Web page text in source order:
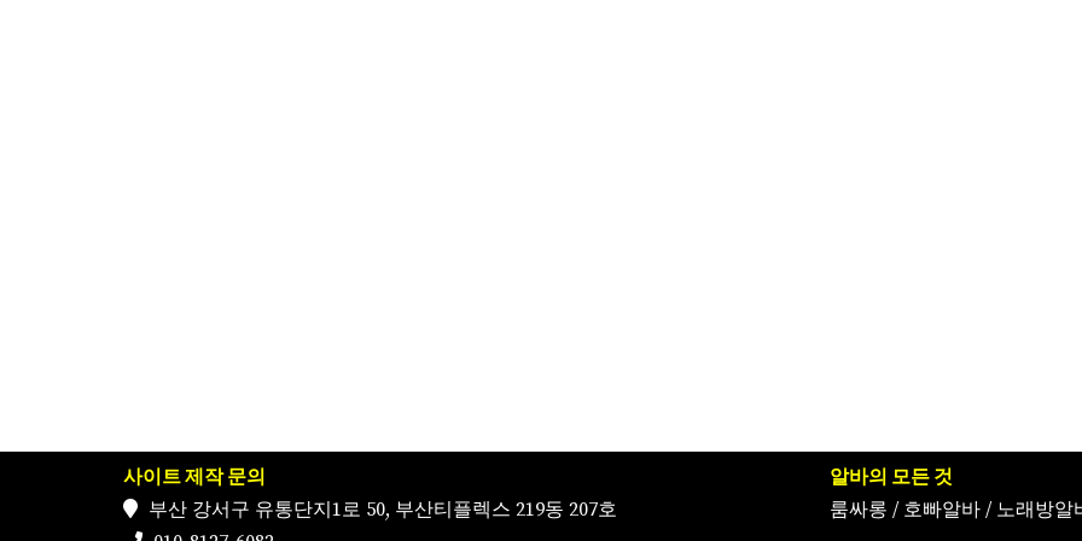
사이트 제작 문의
부산 강서구 유통단지1로 50, 부산티플렉스 219동 207호
알바의 모든 것
룸싸롱 / 호빠알바 / 노래방알